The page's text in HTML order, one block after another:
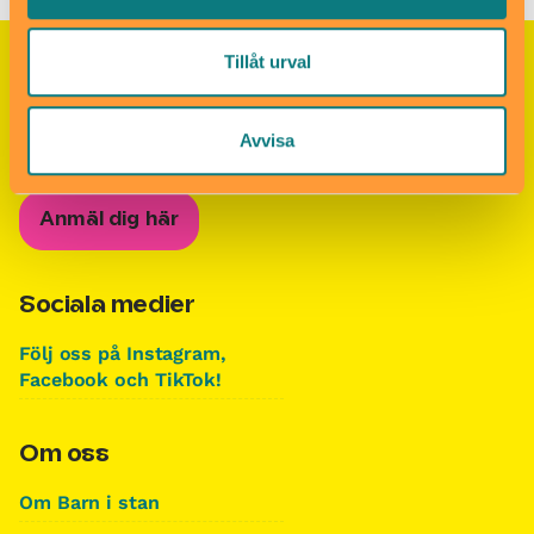
Tillåt urval
Avvisa
koll på helgens alla roligheter!
Anmäl dig här
Sociala medier
Följ oss på Instagram,
Facebook och TikTok!
Om oss
Om Barn i stan